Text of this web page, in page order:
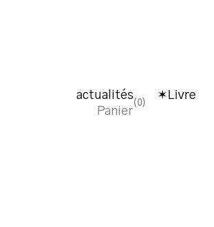
actualités ✶Livre
Panier
0